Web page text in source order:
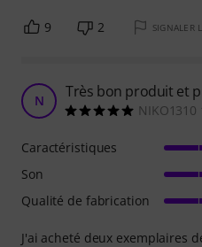
9 2 SIGNALER
N Très bon produit et
NIKO1310
J'ai acheté deux exemplaires
Caractéristiques
Son
Qualité de fabrication